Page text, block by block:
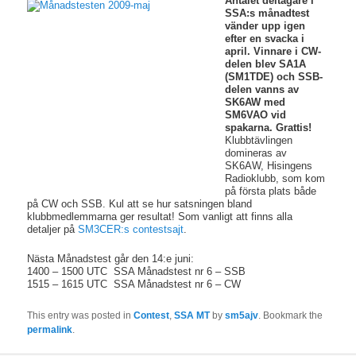
SSA:s månadtest
vänder upp igen
efter en svacka i
april. Vinnare i CW-
delen blev SA1A
(SM1TDE) och SSB-
delen vanns av
SK6AW med
SM6VAO vid
spakarna. Grattis!
Klubbtävlingen
domineras av
SK6AW, Hisingens
Radioklubb, som kom
på första plats både
på CW och SSB. Kul att se hur satsningen bland
klubbmedlemmarna ger resultat! Som vanligt att finns alla
detaljer påSM3CER:s contestsajt.
Nästa Månadstest går den 14:e juni:
1400 – 1500 UTC SSA Månadstest nr 6 – SSB
1515 – 1615 UTC SSA Månadstest nr 6 – CW
This entry was posted inContest ,SSA MTbysm5ajv . Bookmark the
permalink